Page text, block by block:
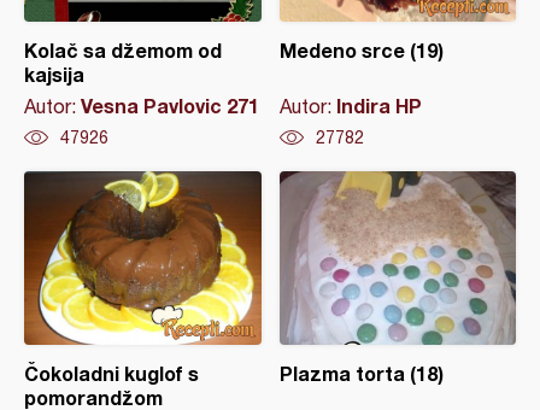
Kolač sa džemom od
kajsija
Autor: Vesna Pavlovic 271
47926
Medeno srce (19)
Autor: Indira HP
27782
Čokoladni kuglof s
pomorandžom
Plazma torta (18)